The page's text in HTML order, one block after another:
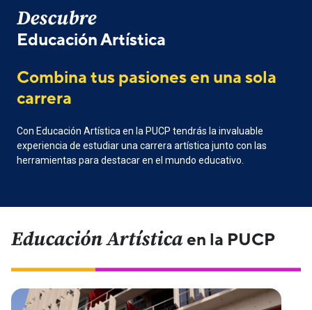
Descubre
Educación Artística
Combina tus pasiones en una sola
carrera
Con Educación Artística en la PUCP tendrás la invaluable
experiencia de estudiar una carrera artística junto con las
herramientas para destacar en el mundo educativo.
Educación Artísticaen la PUCP